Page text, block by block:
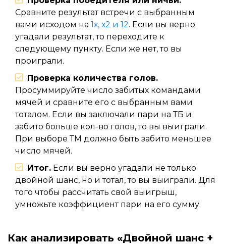
Сравните результат встречи с выбранным
вами исходом на 1х, х2 и 12. Если вы верно
угадали результат, то переходите к
следующему пункту. Если же нет, то вы
проиграли.
Проверка количества голов.
Просуммируйте число забитых командами
мячей и сравните его с выбранным вами
тоталом. Если вы заключали пари на ТБ и
забито больше кол-во голов, то вы выиграли.
При выборе ТМ должно быть забито меньшее
число мячей.
Итог. Если вы верно угадали не только
двойной шанс, но и тотал, то вы выиграли. Для
того чтобы рассчитать свой выигрыш,
умножьте коэффициент пари на его сумму.
Как анализировать «Двойной шанс +